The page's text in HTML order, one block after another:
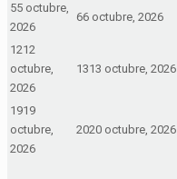
55 octubre,
2026
66 octubre, 2026
1212
octubre,
2026
1313 octubre, 2026
1919
octubre,
2026
2020 octubre, 2026